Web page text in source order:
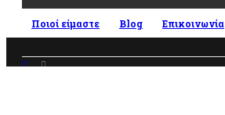
Ποιοί είμαστε Blog Επικοινωνία